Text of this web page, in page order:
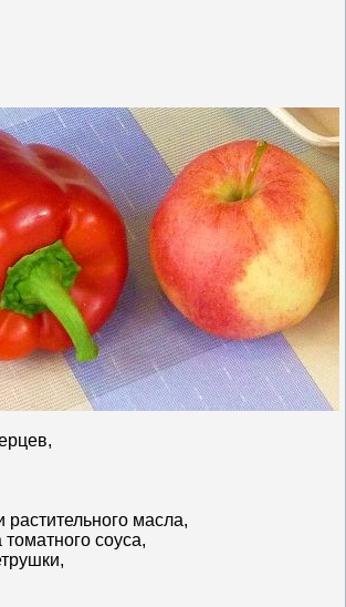
масла,
соуса,